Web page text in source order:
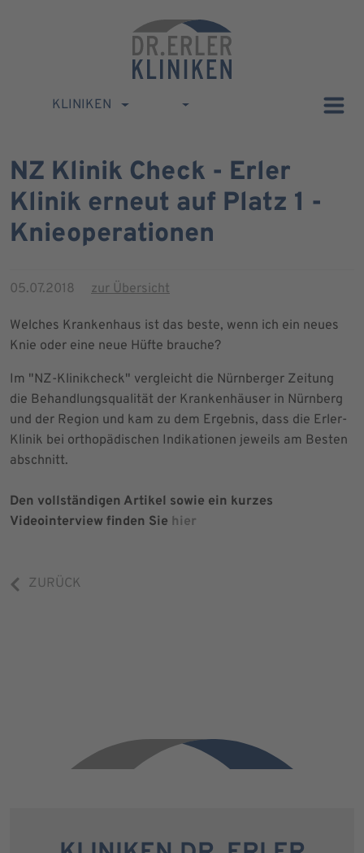
KLINIKEN
NZ Klinik Check - Erler
Klinik erneut auf Platz 1 -
Knieoperationen
05.07.2018 zur Übersicht
Welches Krankenhaus ist das beste, wenn ich ein neues
Knie oder eine neue Hüfte brauche?
Im "NZ-Klinikcheck" vergleicht die Nürnberger Zeitung
die Behandlungsqualität der Krankenhäuser in Nürnberg
und der Region und kam zu dem Ergebnis, dass die Erler-
Klinik bei orthopädischen Indikationen jeweils am Besten
abschnitt.
Den vollständigen Artikel sowie ein kurzes
Videointerview finden Sie hier
ZURÜCK